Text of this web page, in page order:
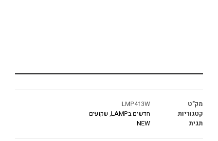
מק"ט
LMP413W
קטגוריות
חדשים בLAMP , שקועים
תגית
NEW